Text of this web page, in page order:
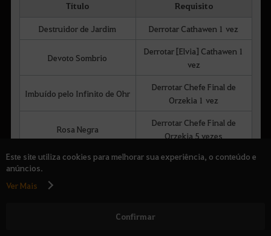
Título Requisito
Destruidor de Jardim Derrotar Cathawen 1 vez
Devoto Sombrio
Derrotar [Elvia] Cathawen 1
vez
Imbuído pelo Infinito de Ohr
Derrotar Chefe Final de
Orzekia 1 vez
Rosa Negra
Derrotar Chefe Final de
Orzekia 5 vezes
Ohr Preso
[Elvia] Derrotar Chefe Final
Este site utiliza cookies para melhorar sua experiência, o conteúdo e
anúncios.
Ver Mais
Confirmar